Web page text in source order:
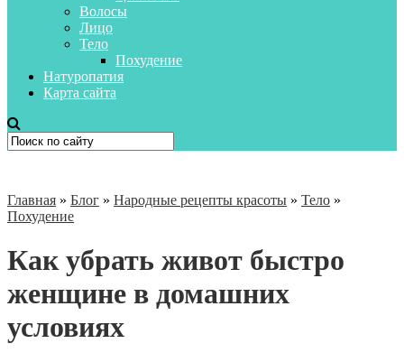
Волосы
Лицо
Тело
Похудение
Натуропатия
Карта сайта
Главная » Блог » Народные рецепты красоты » Тело »
Похудение
Как убрать живот быстро
женщине в домашних
условиях